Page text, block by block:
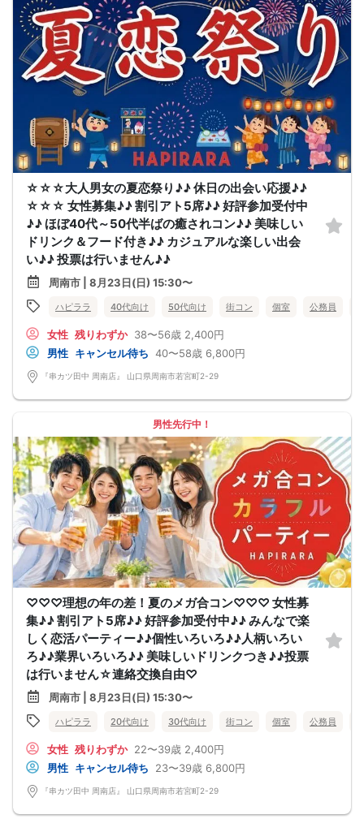
☆☆☆大人男女の夏恋祭り♪♪ 休日の出会い応援♪♪
☆☆☆ 女性募集♪♪ 割引アト5席♪♪ 好評参加受付中
♪♪ ほぼ40代～50代半ばの癒されコン♪♪ 美味しい
ドリンク＆フード付き♪♪ カジュアルな楽しい出会
い♪♪ 投票は行いません♪♪
周南市 | 8月23日(日) 15:30〜
ハピララ 40代向け 50代向け 街コン 個室 公務員
女性 残りわずか 38〜56歳 2,400円
男性 キャンセル待ち 40〜58歳 6,800円
『串カツ田中 周南店』 山口県周南市若宮町2-29
男性先行中！
♡♡♡理想の年の差！夏のメガ合コン♡♡♡ 女性募
集♪♪ 割引アト5席♪♪ 好評参加受付中♪♪ みんなで楽
しく恋活パーティー♪♪個性いろいろ♪♪人柄いろい
ろ♪♪業界いろいろ♪♪ 美味しいドリンクつき♪♪投票
は行いません☆連絡交換自由♡
周南市 | 8月23日(日) 15:30〜
ハピララ 20代向け 30代向け 街コン 個室 公務員
女性 残りわずか 22〜39歳 2,400円
男性 キャンセル待ち 23〜39歳 6,800円
『串カツ田中 周南店』 山口県周南市若宮町2-29